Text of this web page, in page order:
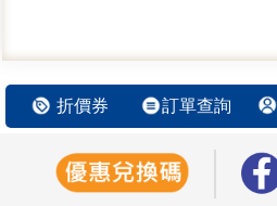
折價券 訂單查詢